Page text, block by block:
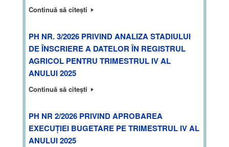
Continuă să citești
PH NR. 3/2026 PRIVIND ANALIZA STADIULUI
DE ÎNSCRIERE A DATELOR ÎN REGISTRUL
AGRICOL PENTRU TRIMESTRUL IV AL
ANULUI 2025
Continuă să citești
PH NR 2/2026 PRIVIND APROBAREA
EXECUȚIEI BUGETARE PE TRIMESTRUL IV AL
ANULUI 2025